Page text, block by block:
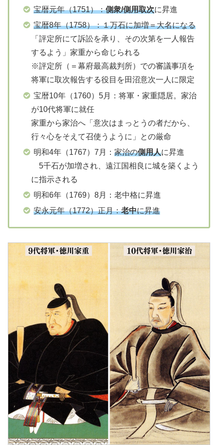
宝暦元年（1751）：側衆/側用取次に昇進
宝暦8年（1758）：１万石に加増＝大名になる
「評定所にて訴訟を承り、その次第を一人報告
するよう」家重から命じられる
※評定所（＝幕府最高裁判所）での審議事項を
将軍に取次報告する役目を田沼意次一人に限定
宝暦10年（1760）5月：将軍・家重隠居。家治
が10代将軍に就任
家重から家治へ「意次はまっとうの者だから、
行々心をそえて召使うように」との厳命
明和4年（1767）7月： 家治の側用人に昇進
5千石が加増され、遠江国相良に城を築くよう
に指示される
明和6年（1769）8月：老中格に昇進
安永元年（1772）正月：老中に昇進